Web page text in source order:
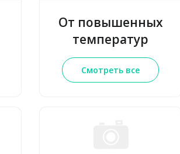
От повышенных
температур
Смотреть все